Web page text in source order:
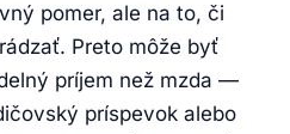
pomer, ale na to, či
Preto môže byť
príjem než mzda —
príspevok alebo